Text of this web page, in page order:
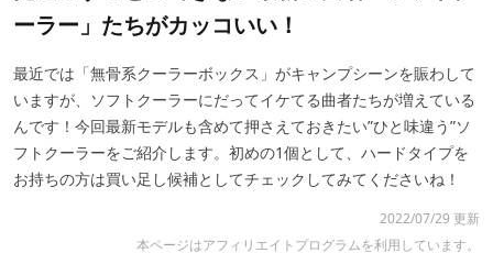
ーラー」たちがカッコいい！
最近では「無骨系クーラーボックス」がキャンプシーンを賑わして
いますが、ソフトクーラーにだってイケてる曲者たちが増えている
んです！今回最新モデルも含めて押さえておきたい”ひと味違う”ソ
フトクーラーをご紹介します。初めの1個として、ハードタイプを
お持ちの方は買い足し候補としてチェックしてみてくださいね！
2022/07/29 更新
本ページはアフィリエイトプログラムを利用しています。